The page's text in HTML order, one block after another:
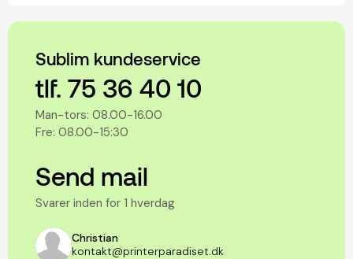
Sublim kundeservice
tlf. 75 36 40 10
Man-tors: 08.00-16.00
Fre: 08.00-15:30
Send mail
Svarer inden for 1 hverdag
Christian
kontakt@printerparadiset.dk